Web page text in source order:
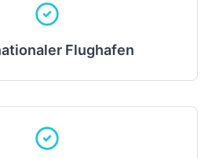
Flughafen